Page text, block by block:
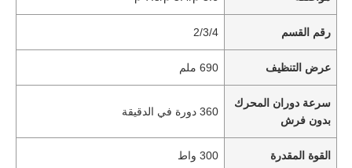
رقم القسم 2/3/4
عرض التنظيف 690 ملم
سرعة دوران المحرك
بدون فرش
360 دورة في الدقيقة
القوة المقدرة 300 واط